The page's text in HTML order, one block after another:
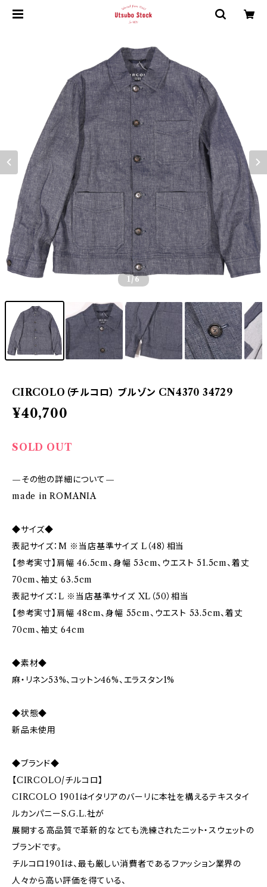
1 /6
CIRCOLO（チルコロ） ブルゾン CN4370 34729
¥40,700
SOLD OUT
—その他の詳細について—
made in ROMANIA
◆サイズ◆
表記サイズ：M ※当店基準サイズ L（48）相当
【参考実寸】肩幅 46.5cm、身幅 53cm、ウエスト 51.5cm、着丈
70cm、袖丈 63.5cm
表記サイズ：L ※当店基準サイズ XL（50）相当
【参考実寸】肩幅 48cm、身幅 55cm、ウエスト 53.5cm、着丈
70cm、袖丈 64cm
◆素材◆
麻・リネン53%、コットン46%、エラスタン1%
◆状態◆
新品未使用
◆ブランド◆
【CIRCOLO/チルコロ】
CIRCOLO 1901はイタリアのバーリに本社を構えるテキスタイ
ルカンパニーS.G.L.社が
展開する高品質で革新的なとても洗練されたニット・スウェットの
ブランドです。
チルコロ1901は、最も厳しい消費者であるファッション業界の
人々から高い評価を得ている、